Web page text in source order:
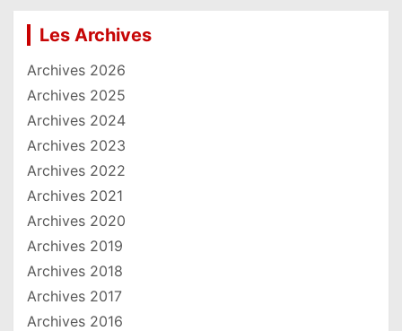
Les Archives
Archives 2026
Archives 2025
Archives 2024
Archives 2023
Archives 2022
Archives 2021
Archives 2020
Archives 2019
Archives 2018
Archives 2017
Archives 2016